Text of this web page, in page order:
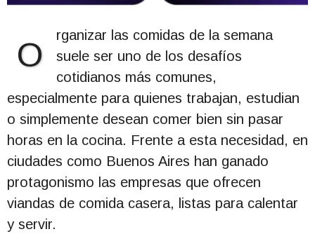
O
rganizar las comidas de la semana
suele ser uno de los desafíos
cotidianos más comunes,
especialmente para quienes trabajan, estudian
o simplemente desean comer bien sin pasar
horas en la cocina. Frente a esta necesidad, en
ciudades como Buenos Aires han ganado
protagonismo las empresas que ofrecen
viandas de comida casera, listas para calentar
y servir.